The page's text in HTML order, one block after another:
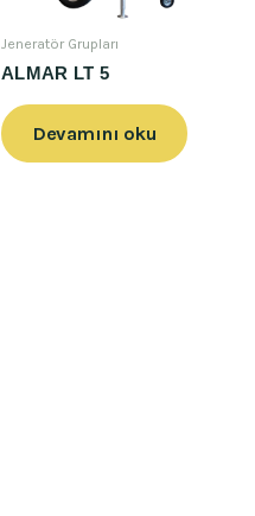
Jeneratör Grupları
ALMAR LT 5
Devamını oku